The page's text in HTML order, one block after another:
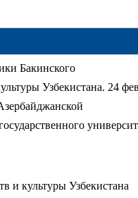
Бакинского
Узбекистана. 24
и культуры Узбекистана